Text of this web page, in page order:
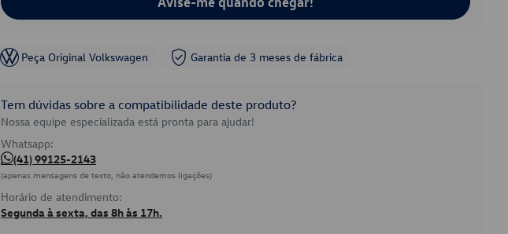
Peça Original Volkswagen Garantia de 3 meses de fábrica
Tem dúvidas sobre a compatibilidade deste produto?
Nossa equipe especializada está pronta para ajudar!
Whatsapp:
(41) 99125-2143
(apenas mensagens de texto, não atendemos ligações)
Horário de atendimento:
Segunda à sexta, das 8h às 17h.